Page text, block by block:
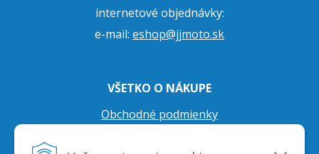
internetové objednávky:
e-mail: eshop@jjmoto.sk
VŠETKO O NÁKUPE
Obchodné podmienky